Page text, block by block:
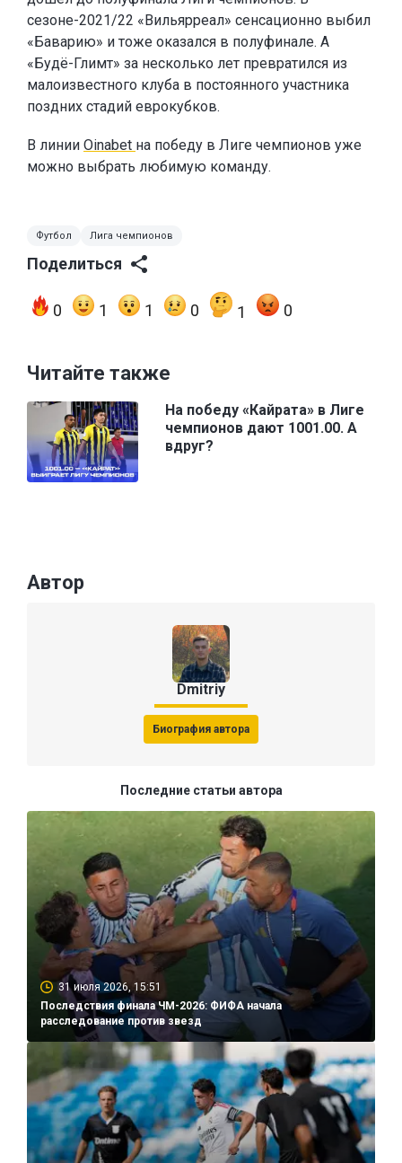
сезоне-2021/22 «Вильярреал» сенсационно выбил
«Баварию» и тоже оказался в полуфинале. А
«Будё-Глимт» за несколько лет превратился из
малоизвестного клуба в постоянного участника
поздних стадий еврокубков.
В линии Oinabet на победу в Лиге чемпионов уже
можно выбрать любимую команду.
Футбол Лига чемпионов
Поделиться
0 1 1 0 1 0
Читайте также
На победу «Кайрата» в Лиге
чемпионов дают 1001.00. А
вдруг?
Автор
Dmitriy
Биография автора
Последние статьи автора
31 июля 2026, 15:51
Последствия финала ЧМ-2026: ФИФА начала
расследование против звезд